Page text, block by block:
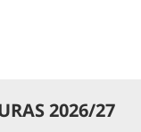
2026/27